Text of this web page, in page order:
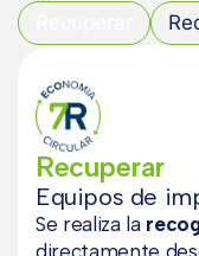
Recuperar
Equipos de
Se realiza la
directamente